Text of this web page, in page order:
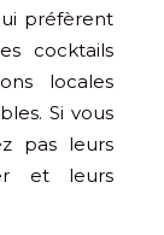
préfèrent
cocktails
locales
Si vous
pas leurs
et leurs